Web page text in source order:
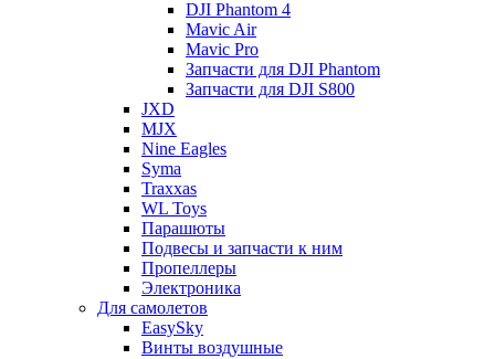
DJI Phantom 4
Mavic Air
Mavic Pro
Запчасти для DJI Phantom
Запчасти для DJI S800
JXD
MJX
Nine Eagles
Syma
Traxxas
WL Toys
Парашюты
Подвесы и запчасти к ним
Пропеллеры
Электроника
Для самолетов
EasySky
Винты воздушные